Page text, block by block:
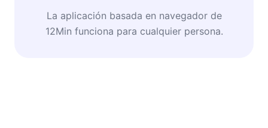
La aplicación basada en navegador de
12Min funciona para cualquier persona.